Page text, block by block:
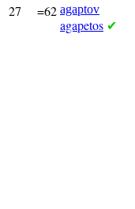
27 =62 agaptov
agapetos ✔